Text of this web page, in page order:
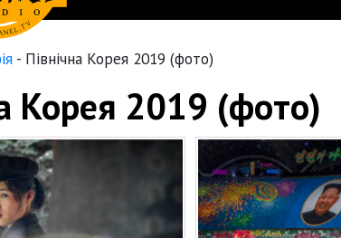
- Північна Корея 2019 (фото)
Корея 2019 (фото)